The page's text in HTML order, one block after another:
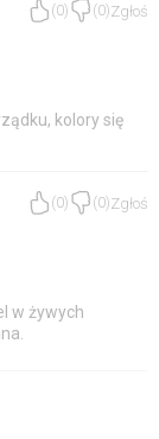
(0) (0)Zgłoś
kolory się
(0) (0)Zgłoś
w żywych